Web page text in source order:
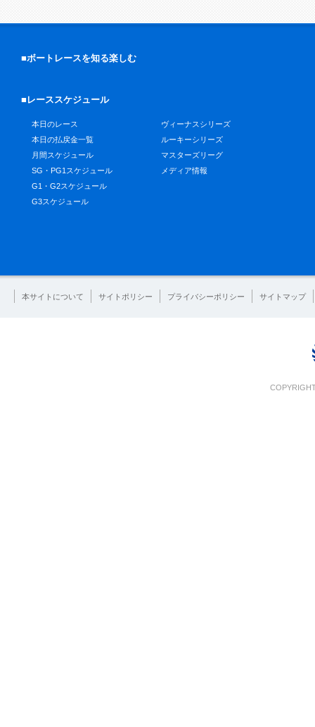
■ボートレースを知る楽しむ
■レーススケジュール
本日のレース
本日の払戻金一覧
月間スケジュール
SG・PG1スケジュール
G1・G2スケジュール
G3スケジュール
ヴィーナスシリーズ
ルーキーシリーズ
マスターズリーグ
メディア情報
本サイトについて サイトポリシー プライバシーポリシー サイトマップ